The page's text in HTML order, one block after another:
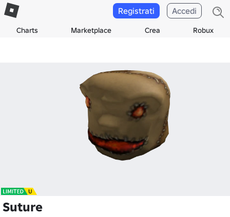
Charts Marketplace Crea Robux
Registrati Accedi
Suture